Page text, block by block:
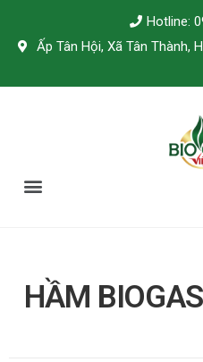
Hotline:
Ấp Tân Hội, Xã Tân Thành,
HẦM